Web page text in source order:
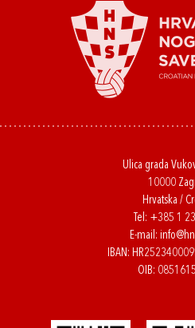
Ulica grada
10000
Hrvatska /
Tel: +385 1
E-mail:
IBAN:
OIB: